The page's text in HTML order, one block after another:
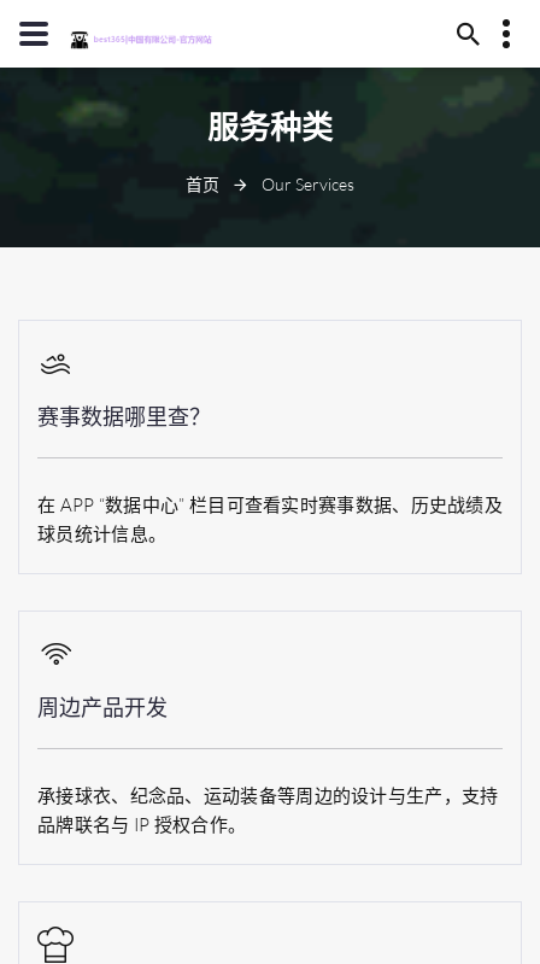
15245130657
陇南市括某之森253号
服务种类
首页 Our Services
赛事数据哪里查？
在 APP “数据中心” 栏目可查看实时赛事数据、历史战绩及
球员统计信息。
周边产品开发
承接球衣、纪念品、运动装备等周边的设计与生产，支持
品牌联名与 IP 授权合作。